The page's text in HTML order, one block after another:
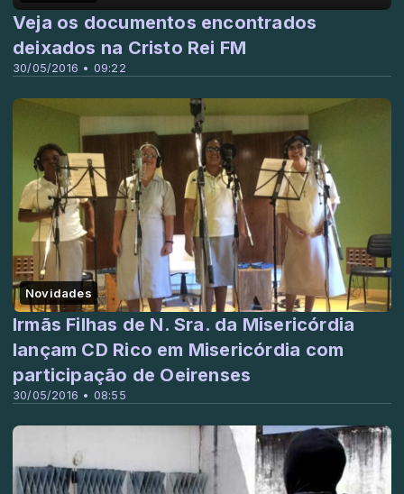
30/05/2016 • 09:22
Veja os documentos encontrados
deixados na Cristo Rei FM
Novidades
30/05/2016 • 08:55
Irmãs Filhas de N. Sra. da Misericórdia
lançam CD Rico em Misericórdia com
participação de Oeirenses